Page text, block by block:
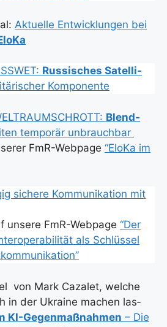
Aktu­el­le Ent­wick­lun­gen bei
Rus­si­sches Satel­li­
Kom­po­nen­te
Blend­
tem­po­rär unbrauch­bar
FmR-Web­page “Elo­Ka im
siche­re Kom­mu­ni­ka­ti­on mit
unse­re FmR-Web­page “Der
als Schlüs­sel
von Mark Caza­let, wel­che
in der Ukrai­ne machen las­
KI-Gegen­maß­nah­men – Die